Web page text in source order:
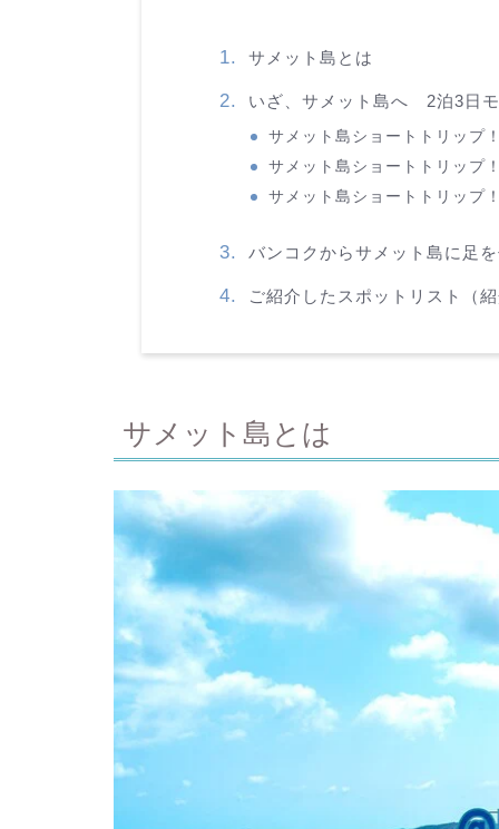
サメット島とは
いざ、サメット島へ 2泊3日
サメット島ショートトリップ
サメット島ショートトリップ
サメット島ショートトリップ
バンコクからサメット島に足
ご紹介したスポットリスト（
サメット島とは